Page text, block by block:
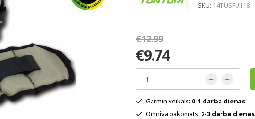
SKU: 14TUSFU118
€12.99
€9.74
Garmin veikals: 0-1 darba dienas
Omniva pakomāts: 2-3 darba dienas